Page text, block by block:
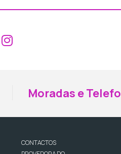
Aceder ao Facebook
Aceder ao
Moradas e
CONTACTOS